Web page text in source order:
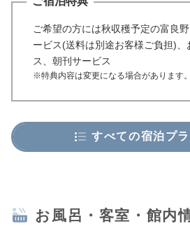
ご希望の方には秋収穫予定の富良
ービス(送料は別途お客様ご負担)
ス、朝刊サービス
※特典内容は変更になる場合があります。
すべての宿泊プ
お風呂・客室・館内